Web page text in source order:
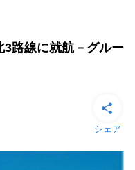
3路線に就航－グルー
シェア